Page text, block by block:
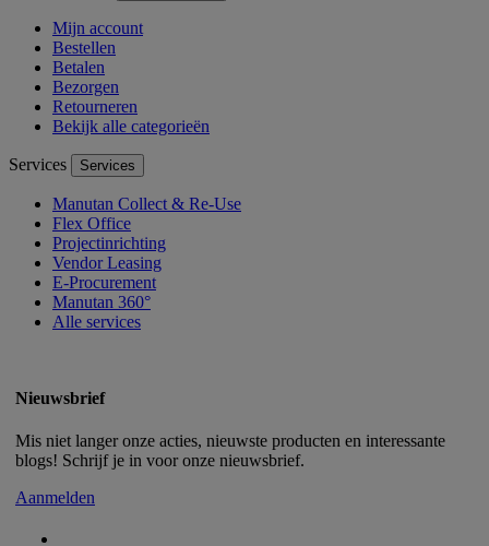
Mijn account
Bestellen
Betalen
Bezorgen
Retourneren
Bekijk alle categorieën
Services Services
Manutan Collect & Re-Use
Flex Office
Projectinrichting
Vendor Leasing
E-Procurement
Manutan 360°
Alle services
Nieuwsbrief
Mis niet langer onze acties, nieuwste producten en interessante
blogs! Schrijf je in voor onze nieuwsbrief.
Aanmelden